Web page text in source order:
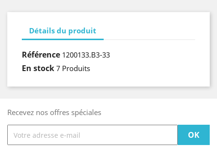
Détails du produit
Référence 1200133.B3-33
En stock 7 Produits
Recevez nos offres spéciales